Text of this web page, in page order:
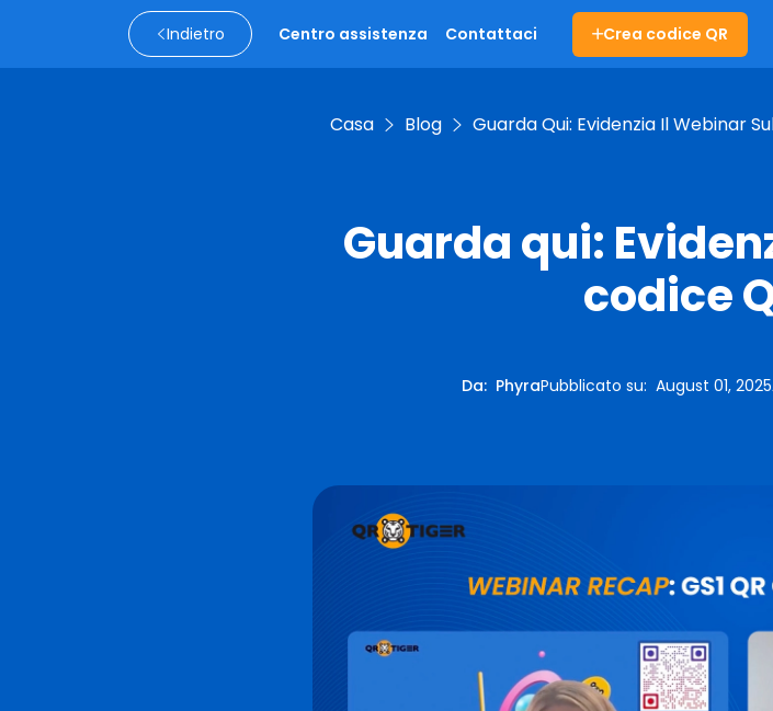
Indietro Centro assistenza Contattaci Crea codice QR
Casa Blog Guarda Qui: Evidenzia Il Webinar
Guarda qui:
codice
Da: PhyraPubblicato su: August 01, 2025